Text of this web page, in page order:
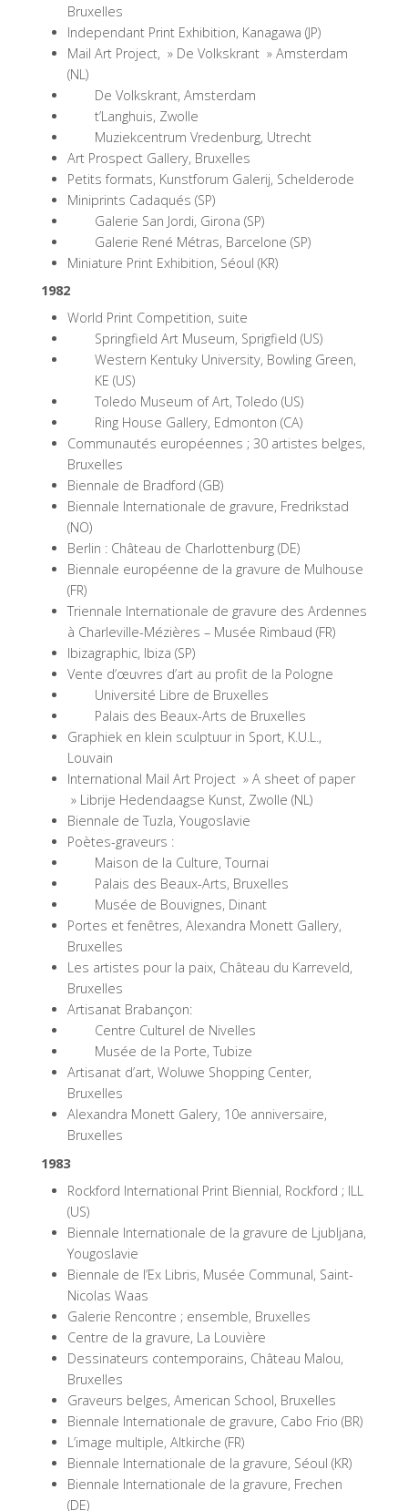
Bruxelles
Independant Print Exhibition, Kanagawa (JP)
Mail Art Project, » De Volkskrant » Amsterdam
(NL)
De Volkskrant, Amsterdam
t’Langhuis, Zwolle
Muziekcentrum Vredenburg, Utrecht
Art Prospect Gallery, Bruxelles
Petits formats, Kunstforum Galerij, Schelderode
Miniprints Cadaqués (SP)
Galerie San Jordi, Girona (SP)
Galerie René Métras, Barcelone (SP)
Miniature Print Exhibition, Séoul (KR)
1982
World Print Competition, suite
Springfield Art Museum, Sprigfield (US)
Western Kentuky University, Bowling Green,
KE (US)
Toledo Museum of Art, Toledo (US)
Ring House Gallery, Edmonton (CA)
Communautés européennes ; 30 artistes belges,
Bruxelles
Biennale de Bradford (GB)
Biennale Internationale de gravure, Fredrikstad
(NO)
Berlin : Château de Charlottenburg (DE)
Biennale européenne de la gravure de Mulhouse
(FR)
Triennale Internationale de gravure des Ardennes
à Charleville-Mézières – Musée Rimbaud (FR)
Ibizagraphic, Ibiza (SP)
Vente d’œuvres d’art au profit de la Pologne
Université Libre de Bruxelles
Palais des Beaux-Arts de Bruxelles
Graphiek en klein sculptuur in Sport, K.U.L.,
Louvain
International Mail Art Project » A sheet of paper
» Librije Hedendaagse Kunst, Zwolle (NL)
Biennale de Tuzla, Yougoslavie
Poètes-graveurs :
Maison de la Culture, Tournai
Palais des Beaux-Arts, Bruxelles
Musée de Bouvignes, Dinant
Portes et fenêtres, Alexandra Monett Gallery,
Bruxelles
Les artistes pour la paix, Château du Karreveld,
Bruxelles
Artisanat Brabançon:
Centre Culturel de Nivelles
Musée de la Porte, Tubize
Artisanat d’art, Woluwe Shopping Center,
Bruxelles
Alexandra Monett Galery, 10e anniversaire,
Bruxelles
1983
Rockford International Print Biennial, Rockford ; ILL
(US)
Biennale Internationale de la gravure de Ljubljana,
Yougoslavie
Biennale de l’Ex Libris, Musée Communal, Saint-
Nicolas Waas
Galerie Rencontre ; ensemble, Bruxelles
Centre de la gravure, La Louvière
Dessinateurs contemporains, Château Malou,
Bruxelles
Graveurs belges, American School, Bruxelles
Biennale Internationale de gravure, Cabo Frio (BR)
L’image multiple, Altkirche (FR)
Biennale Internationale de la gravure, Séoul (KR)
Biennale Internationale de la gravure, Frechen
(DE)